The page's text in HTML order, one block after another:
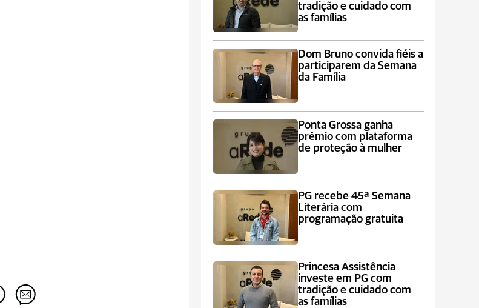
tradição e cuidado com
as famílias
Dom Bruno convida fiéis a
participarem da Semana
da Família
Ponta Grossa ganha
prêmio com plataforma
de proteção à mulher
PG recebe 45ª Semana
Literária com
programação gratuita
Princesa Assistência
investe em PG com
tradição e cuidado com
as famílias